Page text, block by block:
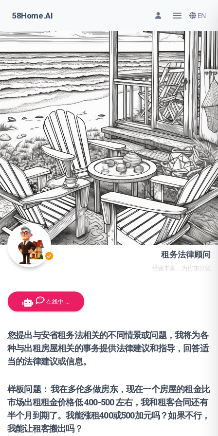
58Home.AI EN
verified 租务法律顾问
经验丰富，为房东分忧
在线中 ...
您提出与安省租务法相关的不同情景或问题，我将为各
种与出租房屋相关的事务提供法律建议和指导，回答适
当的法律建议或信息。
样板问题： 我在多伦多做房东，现在一个房屋的租金比
市场出租租金价格低 400-500 左右，我和租客合同还有
半个月到期了。我能涨租400或500加元吗？如果不行，
我能让租客搬出吗？